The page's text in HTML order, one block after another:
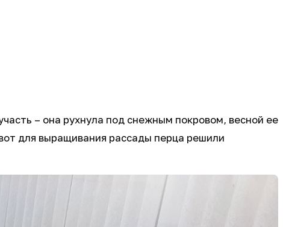
– она рухнула под снежным покровом, весной ее
для выращивания рассады перца решили